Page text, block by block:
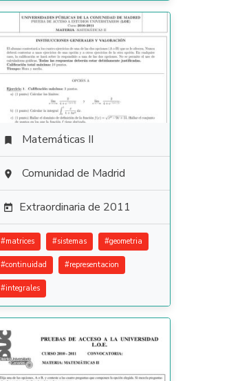
 Matemáticas II
 Comunidad de Madrid
 Extraordinaria de 2011
#matrices #sistemas #geometria
#continuidad #representacion
#integrales